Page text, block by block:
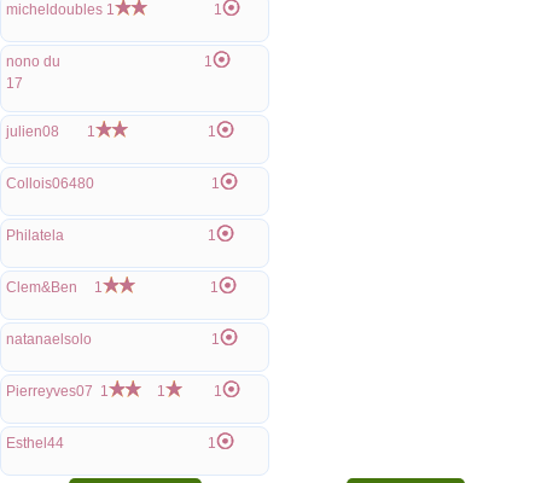
micheldoubles 1 1
nono du
17
1
julien08 1 1
Collois06480 1
Philatela 1
Clem&Ben 1 1
natanaelsolo 1
Pierreyves07 1 1 1
Esthel44 1